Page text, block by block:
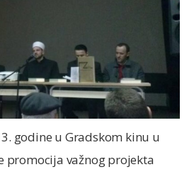
godine u Gradskom kinu u
promocija važnog projekta